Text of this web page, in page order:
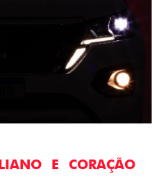
E CORAÇÃO